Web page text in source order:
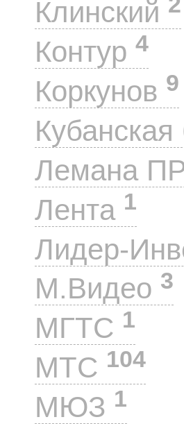
Клинский
Контур 4
Коркунов 9
Кубанская
Лемана
Лента 1
Лидер-
М.Видео 3
МГТС 1
МТС 104
МЮЗ 1